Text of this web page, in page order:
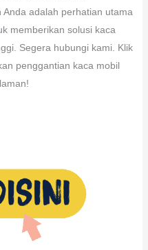
adalah perhatian utama
memberikan solusi kaca
Segera hubungi kami. Klik
penggantian kaca mobil